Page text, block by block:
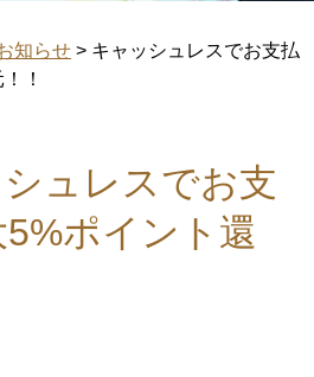
知らせ > キャッシュレスでお支払
！
ュレスでお支
ポイント還